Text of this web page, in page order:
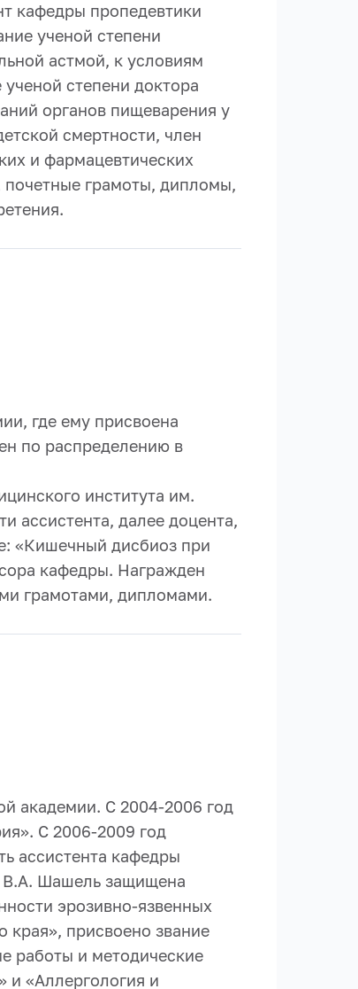
кафедры пропедевтики
ученой степени
астмой, к условиям
степени доктора
органов пищеварения у
смертности, член
и фармацевтических
почетные грамоты, дипломы,
где ему присвоена
по распределению в
института им.
ассистента, далее доцента,
«Кишечный дисбиоз при
кафедры. Награжден
грамотами, дипломами.
академии. С 2004-2006 год
С 2006-2009 год
ассистента кафедры
В.А. Шашель защищена
эрозивно-язвенных
края», присвоено звание
работы и методические
и «Аллергология и